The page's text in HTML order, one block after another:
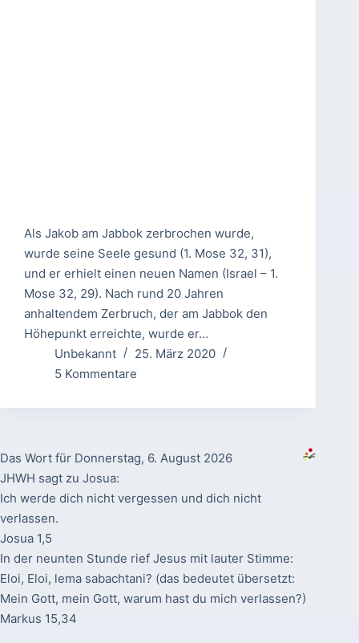
Als Jakob am Jabbok zerbrochen wurde,
wurde seine Seele gesund (1. Mose 32, 31),
und er erhielt einen neuen Namen (Israel – 1.
Mose 32, 29). Nach rund 20 Jahren
anhaltendem Zerbruch, der am Jabbok den
Höhepunkt erreichte, wurde er…
Unbekannt
25. März 2020
5 Kommentare
Das Wort für Donnerstag, 6. August 2026
JHWH sagt zu Josua:
Ich werde dich nicht vergessen und dich nicht
verlassen.
Josua 1,5
In der neunten Stunde rief Jesus mit lauter Stimme:
Eloi, Eloi, lema sabachtani? (das bedeutet übersetzt:
Mein Gott, mein Gott, warum hast du mich verlassen?)
Markus 15,34